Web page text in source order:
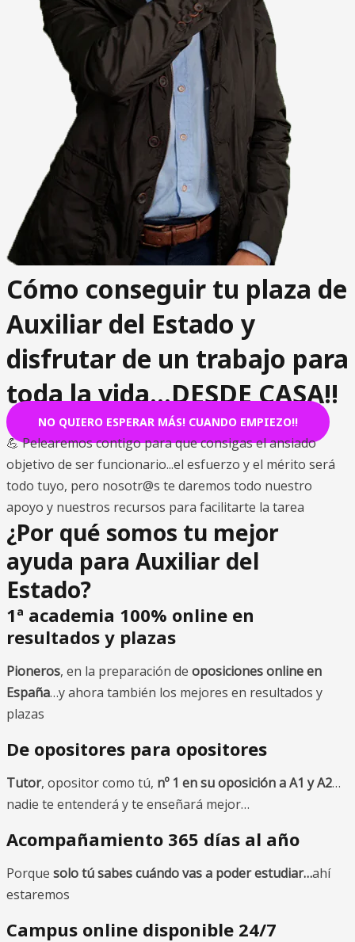
Cómo conseguir tu plaza de
Auxiliar del Estado y
disfrutar de un trabajo para
toda la vida...DESDE CASA!!
NO QUIERO ESPERAR MÁS! CUANDO EMPIEZO!!
💪 Pelearemos contigo para que consigas el ansiado
objetivo de ser funcionario...el esfuerzo y el mérito será
todo tuyo, pero nosotr@s te daremos todo nuestro
apoyo y nuestros recursos para facilitarte la tarea
¿Por qué somos tu mejor
ayuda para Auxiliar del
Estado?
1ª academia 100% online en
resultados y plazas
Pioneros, en la preparación de oposiciones online en
España…y ahora también los mejores en resultados y
plazas
De opositores para opositores
Tutor, opositor como tú, nº 1 en su oposición a A1 y A2…
nadie te entenderá y te enseñará mejor…
Acompañamiento 365 días al año
Porque solo tú sabes cuándo vas a poder estudiar…ahí
estaremos
Campus online disponible 24/7